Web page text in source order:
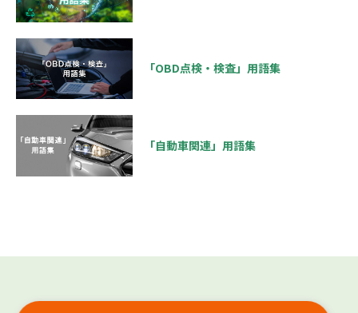
「OBD点検・検査」用語集
「自動車関連」用語集